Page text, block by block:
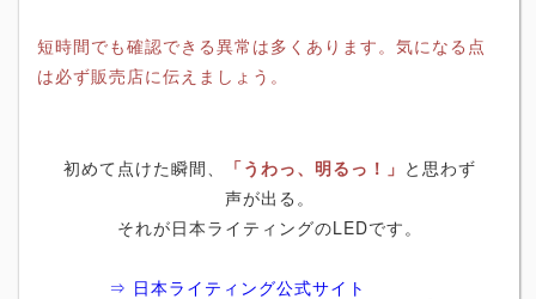
短時間でも確認できる異常は多くあります。気になる点
は必ず販売店に伝えましょう。
初めて点けた瞬間、 「うわっ、明るっ！」 と思わず
声が出る。
それが日本ライティングのLEDです。
⇒ 日本ライティング公式サイト